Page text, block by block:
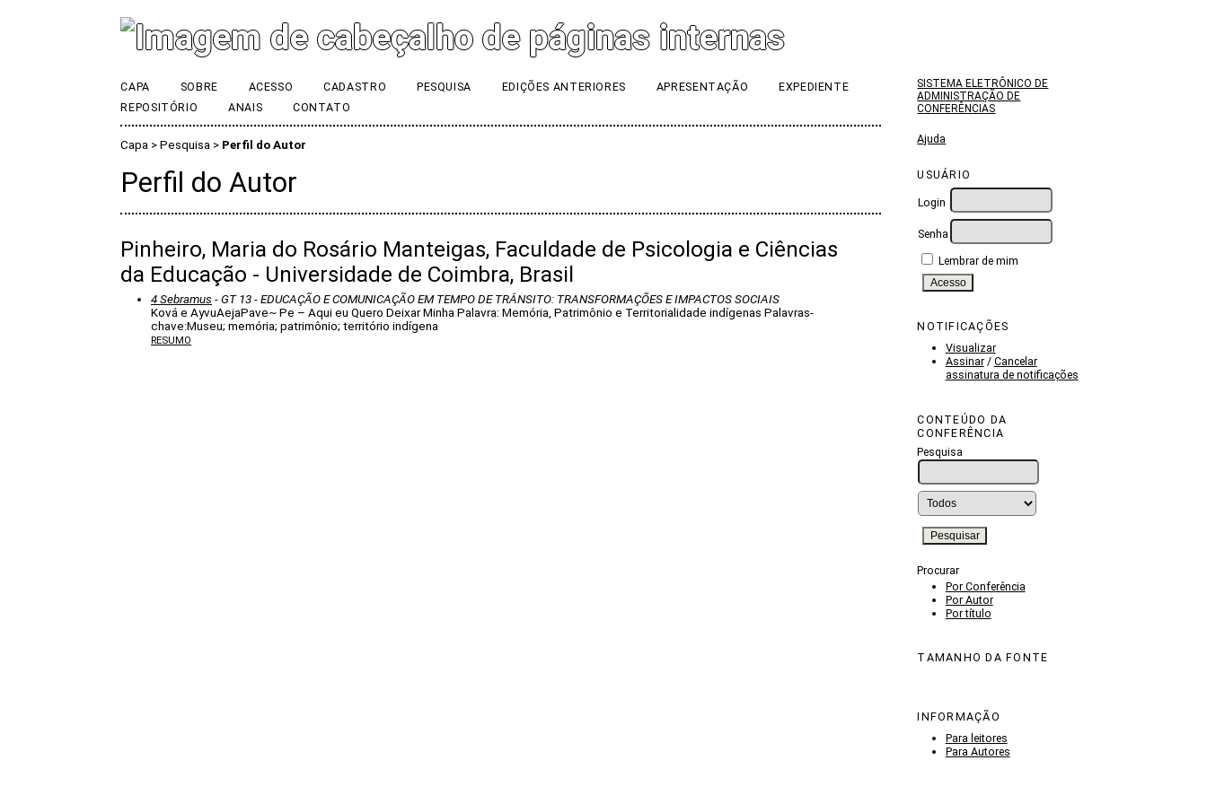
SISTEMA ELETRÔNICO DE
ADMINISTRAÇÃO DE
CONFERÊNCIAS
Ajuda
USUÁRIO
Login
Senha
Lembrar de mim
NOTIFICAÇÕES
Visualizar
Assinar/ Cancelar
assinatura de notificações
CONTEÚDO DA
CONFERÊNCIA
Pesquisa
Procurar
Por Conferência
Por Autor
Por título
TAMANHO DA FONTE
INFORMAÇÃO
Para leitores
Para Autores
CAPA SOBRE ACESSO CADASTRO PESQUISA EDIÇÕES ANTERIORES APRESENTAÇÃO
EXPEDIENTE
REPOSITÓRIO
ANAIS CONTATO
Capa >Pesquisa > Perfil do Autor
Perfil do Autor
Pinheiro, Maria do Rosário Manteigas, Faculdade de Psicologia e Ciências
da Educação - Universidade de Coimbra, Brasil
4 Sebramus - GT 13 - EDUCAÇÃO E COMUNICAÇÃO EM TEMPO DE TRÂNSITO: TRANSFORMAÇÕES E IMPACTOS SOCIAIS
Ková e AyvuAejaPave~ Pe – Aqui eu Quero Deixar Minha Palavra: Memória, Patrimônio e Territorialidade indígenas Palavras-
chave:Museu; memória; patrimônio; território indígena
RESUMO